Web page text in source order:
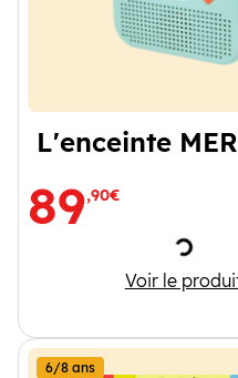
L'enceinte
89,90€
Voir le
6/8 ans